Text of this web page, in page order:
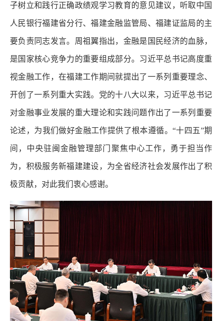
子树立和践行正确政绩观学习教育的意见建议，听取中国
人民银行福建省分行、福建金融监管局、福建证监局的主
要负责同志发言。周祖翼指出，金融是国民经济的血脉，
是国家核心竞争力的重要组成部分。习近平总书记高度重
视金融工作，在福建工作期间就提出了一系列重要理念、
开创了一系列重大实践。党的十八大以来，习近平总书记
对金融事业发展的重大理论和实践问题作出了一系列重要
论述，为我们做好金融工作提供了根本遵循。“十四五”期
间，中央驻闽金融管理部门聚焦中心工作，勇于担当作
为，积极服务新福建建设，为全省经济社会发展作出了积
极贡献，对此我们衷心感谢。